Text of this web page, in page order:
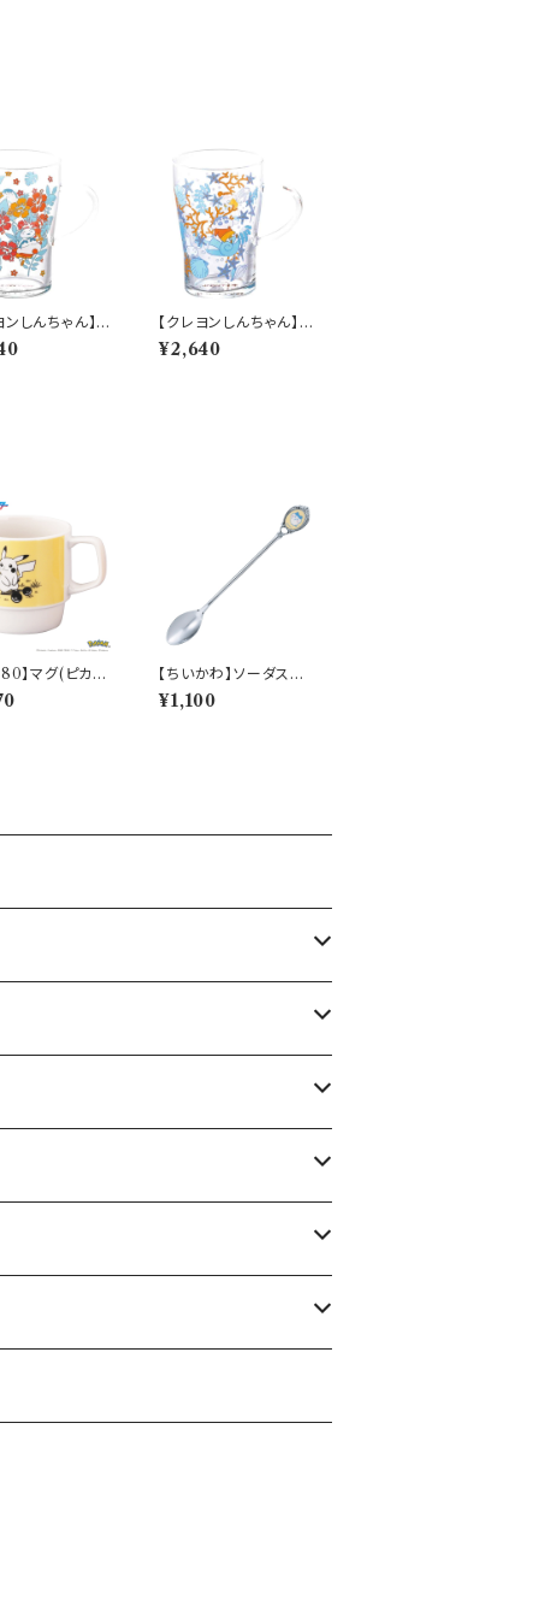
ンしんちゃん】耐
マグ（はな）【C
815
【クレヨンしんちゃん】耐
熱ガラスマグ（貝がら）
【CS40】CS41-815
¥2,640
】マグ(ピカチ
Sketch】P
【ちいかわ】ソーダスプ
ーン(ハチワレ)【CKW4
0】CKW42-850
¥1,100